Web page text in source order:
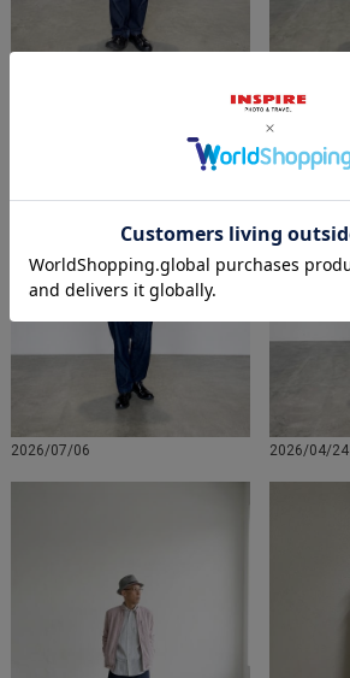
2026/07/06 2026/04/24